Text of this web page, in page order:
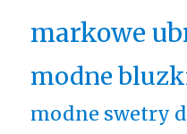
markowe
modne
modne swetry